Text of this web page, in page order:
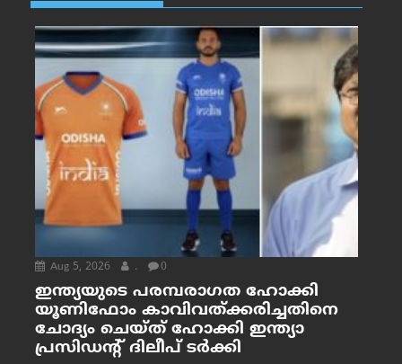
Aug 5, 2026 . 0
ഇന്ത്യയുടെ പരമ്പരാഗത ഹോക്കി
യൂണിഫോം കാവിവത്ക്കരിച്ചതിനെ
ചോദ്യം ചെയ്ത് ഹോക്കി ഇന്ത്യാ
പ്രസിഡന്റ് ദിലീപ് ടര്‍ക്കി